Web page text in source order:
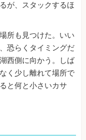
が、スタックするほ
所も見つけた。いい
恐らくタイミングだ
西側に向かう。しば
く少し離れて場所で
と何と小さいカサ